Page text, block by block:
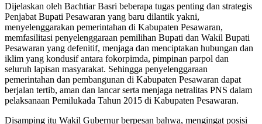
Dijelaskan oleh Bachtiar Basri beberapa tugas penting dan strategis
Penjabat Bupati Pesawaran yang baru dilantik yakni,
menyelenggarakan pemerintahan di Kabupaten Pesawaran,
memfasilitasi penyelenggaraan pemilihan Bupati dan Wakil Bupati
Pesawaran yang defenitif, menjaga dan menciptakan hubungan dan
iklim yang kondusif antara fokorpimda, pimpinan parpol dan
seluruh lapisan masyarakat. Sehingga penyelenggaraan
pemerintahan dan pembangunan di Kabupaten Pesawaran dapat
berjalan tertib, aman dan lancar serta menjaga netralitas PNS dalam
pelaksanaan Pemilukada Tahun 2015 di Kabupaten Pesawaran.
Disamping itu Wakil Gubernur berpesan bahwa, mengingat posisi